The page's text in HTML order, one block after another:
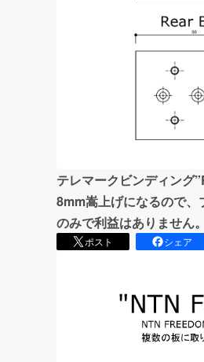
テレマークビンディング
8mm嵩上げになるので
のみで利益はありません。
ポスト シェア